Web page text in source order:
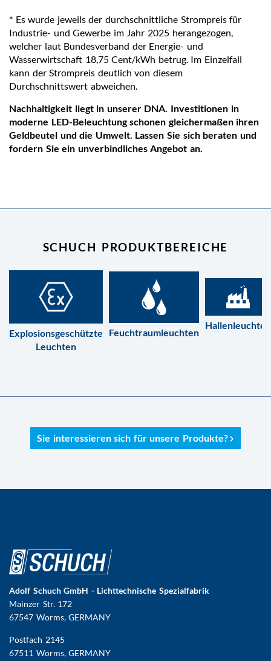
* Es wurde jeweils der durchschnittliche Strompreis für
Industrie- und Gewerbe im Jahr 2025 herangezogen,
welcher laut Bundesverband der Energie- und
Wasserwirtschaft 18,75 Cent/kWh betrug. Im Einzelfall
kann der Strompreis deutlich von diesem
Durchschnittswert abweichen.
Nachhaltigkeit liegt in unserer DNA. Investitionen in
moderne LED-Beleuchtung schonen gleichermaßen ihren
Geldbeutel und die Umwelt. Lassen Sie sich beraten und
fordern Sie ein unverbindliches Angebot an.
SCHUCH PRODUKTBEREICHE
Explosionsgeschützte
Leuchten
Feuchtraumleuchten
Hallenleuchten
Sie interessieren sich für unsere Produkte?
Adolf Schuch GmbH - Lichttechnische Spezialfabrik
Mainzer Str. 172
67547 Worms, GERMANY
Postfach 2145
67511 Worms, GERMANY